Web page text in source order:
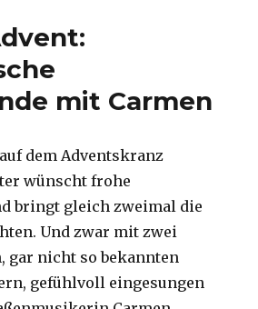
mit Carmen
dem Adventskranz
wünscht frohe
bringt gleich zweimal die
Und zwar mit zwei
gar nicht so bekannten
gefühlvoll eingesungen